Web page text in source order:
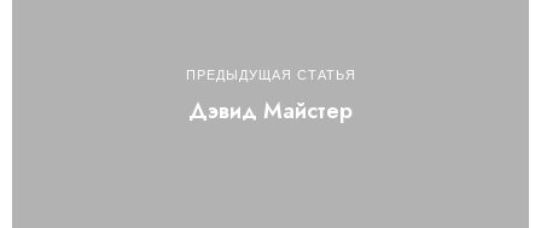
ПРЕДЫДУЩАЯ СТАТЬЯ
Дэвид Майстер